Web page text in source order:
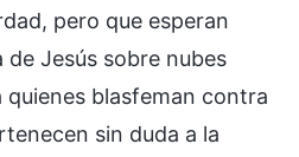
pero que esperan
de Jesús sobre nubes
quienes blasfeman contra
sin duda a la